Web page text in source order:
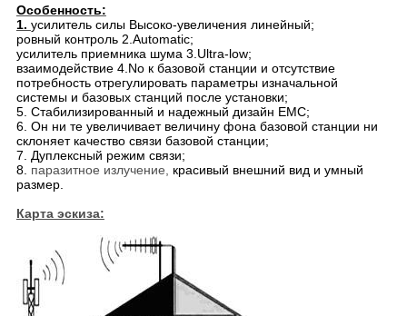
Особенность:
1. усилитель силы Высоко-увеличения линейный;
ровный контроль 2.Automatic;
усилитель приемника шума 3.Ultra-low;
взаимодействие 4.No к базовой станции и отсутствие
потребность отрегулировать параметры изначальной
системы и базовых станций после установки;
5. Стабилизированный и надежный дизайн EMC;
6. Он ни те увеличивает величину фона базовой станции ни
склоняет качество связи базовой станции;
7. Дуплексный режим связи;
8. паразитное излучение, красивый внешний вид и умный
размер.
Карта эскиза: